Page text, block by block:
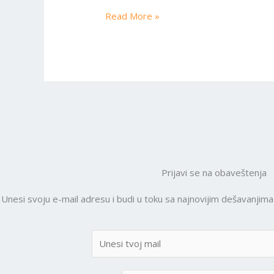
Read More »
Prijavi se na obaveštenja
Unesi svoju e-mail adresu i budi u toku sa najnovijim